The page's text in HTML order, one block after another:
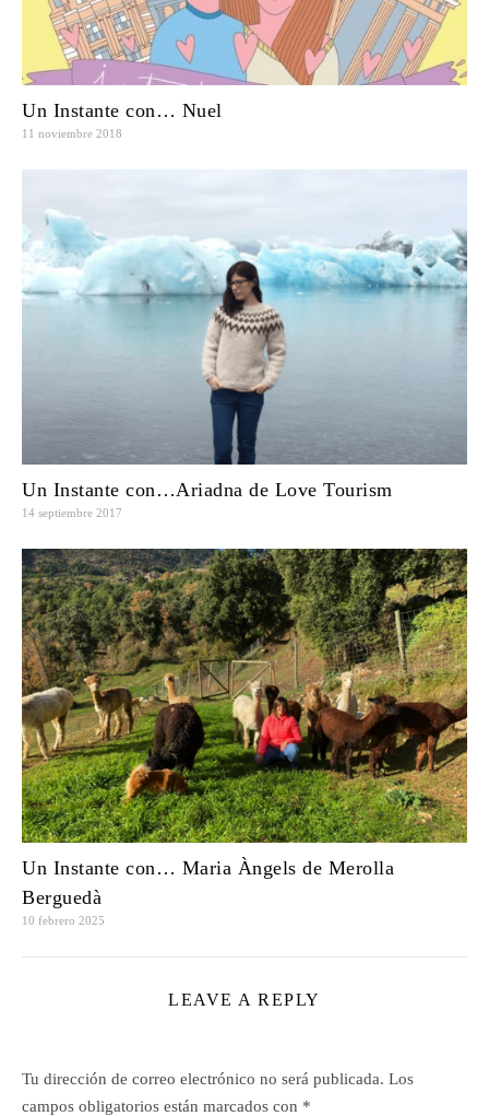
Un Instante con… Nuel
11 noviembre 2018
Un Instante con…Ariadna de Love Tourism
14 septiembre 2017
Un Instante con… Maria Àngels de Merolla
Berguedà
10 febrero 2025
LEAVE A REPLY
Tu dirección de correo electrónico no será publicada. Los
campos obligatorios están marcados con *